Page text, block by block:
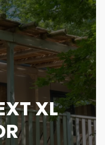
XL